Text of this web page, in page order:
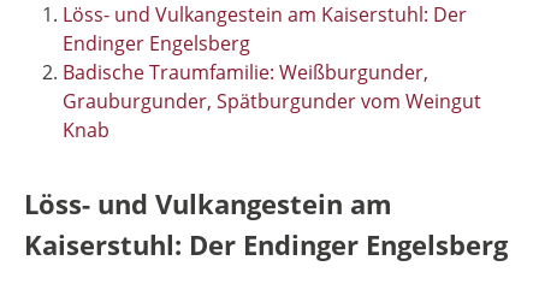
Löss- und Vulkangestein am Kaiserstuhl: Der
Endinger Engelsberg
Badische Traumfamilie: Weißburgunder,
Grauburgunder, Spätburgunder vom Weingut
Knab
Löss- und Vulkangestein am
Kaiserstuhl: Der Endinger Engelsberg